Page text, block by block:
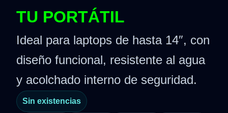
TU PORTÁTIL
Ideal para laptops de hasta 14″, con
diseño funcional, resistente al agua
y acolchado interno de seguridad.
Sin existencias